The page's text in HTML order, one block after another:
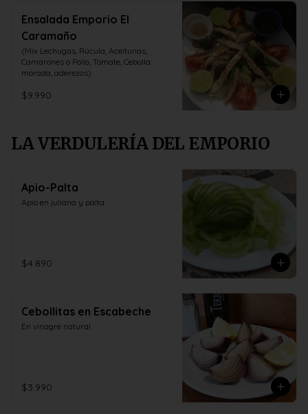
Ensalada Emporio El
Caramaño
(Mix Lechugas, Rúcula, Aceitunas,
Camarones o Pollo, Tomate, Cebolla
morada, aderezos)
$9.990
LA VERDULERÍA DEL EMPORIO
Apio-Palta
Apio en juliana y palta
$4.890
Cebollitas en Escabeche
En vinagre natural
$3.990